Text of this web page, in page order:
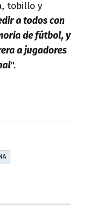
tobillo y
a todos con
de fútbol, y
a jugadores
".